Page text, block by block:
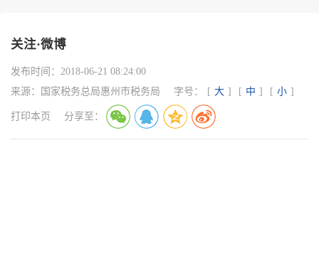
关注·微博
发布时间： 2018-06-21 08:24:00
来源：
国家税务总局惠州市税务局 字号： [ 大 ] [ 中 ] [ 小 ]
打印本页 分享至：